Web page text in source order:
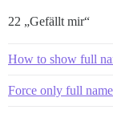
22 „Gefällt mir“
How to show full
Force only full name